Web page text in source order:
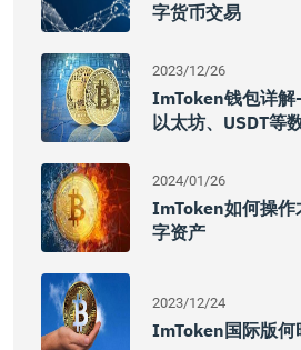
字货币交易
2023/12/26
ImToken钱包详解
以太坊、USDT等
2024/01/26
ImToken如何操
字资产
2023/12/24
ImToken国际版何